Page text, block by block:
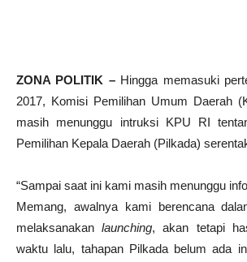
ZONA POLITIK – Hingga memasuki
2017, Komisi Pemilihan Umum Daerah
masih menunggu intruksi KPU RI
Pemilihan Kepala Daerah (Pilkada)
“Sampai saat ini kami masih menunggu
Memang, awalnya kami berencana
melaksanakanlaunching, akan tetapi
waktu lalu, tahapan Pilkada belum ada